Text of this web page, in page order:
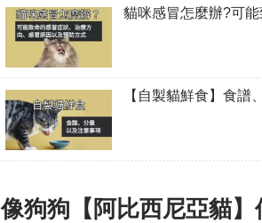
貓咪感冒怎麼辦?可
【自製貓鮮食】食譜
像狗狗【阿比西尼亞貓